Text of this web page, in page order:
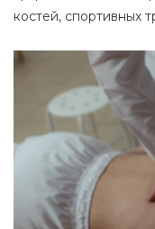
костей, спортивных